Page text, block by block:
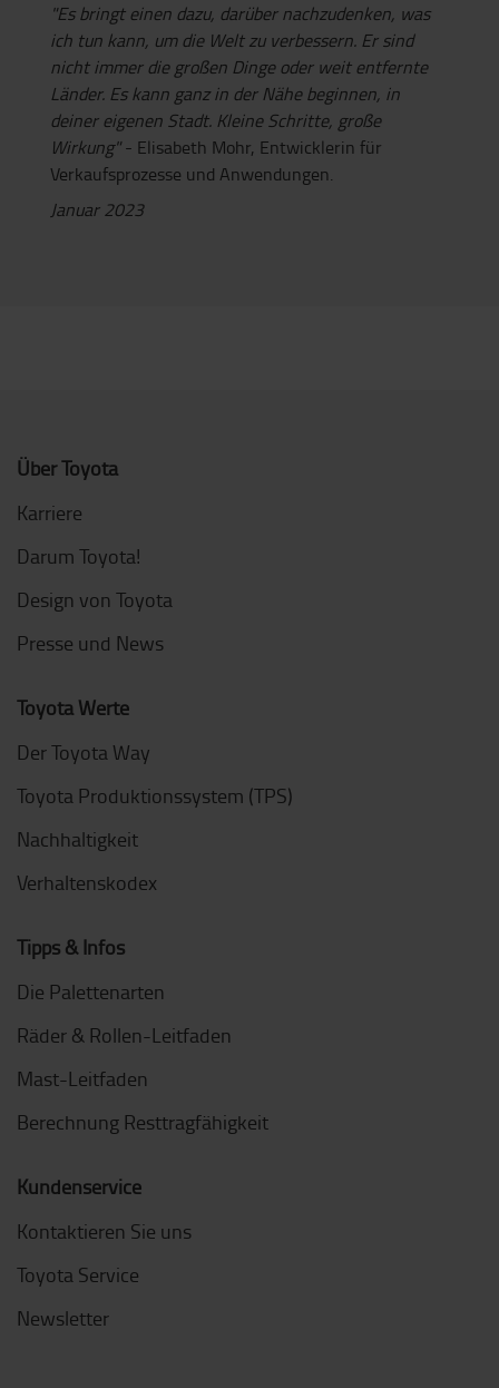
"Es bringt einen dazu, darüber nachzudenken, was
ich tun kann, um die Welt zu verbessern. Er sind
nicht immer die großen Dinge oder weit entfernte
Länder. Es kann ganz in der Nähe beginnen, in
deiner eigenen Stadt. Kleine Schritte, große
Wirkung"- Elisabeth Mohr, Entwicklerin für
Verkaufsprozesse und Anwendungen.
Januar 2023
Über Toyota
Karriere
Darum Toyota!
Design von Toyota
Presse und News
Toyota Werte
Der Toyota Way
Toyota Produktionssystem (TPS)
Nachhaltigkeit
Verhaltenskodex
Tipps & Infos
Die Palettenarten
Räder & Rollen-Leitfaden
Mast-Leitfaden
Berechnung Resttragfähigkeit
Kundenservice
Kontaktieren Sie uns
Toyota Service
Newsletter